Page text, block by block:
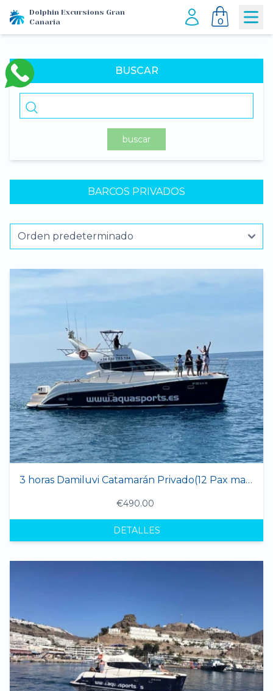
Dolphin Excursions Gran
Canaria
0
BUSCAR
buscar
BARCOS PRIVADOS
3 horas Damiluvi Catamarán Privado(12 Pax max.)
€490.00
DETALLES